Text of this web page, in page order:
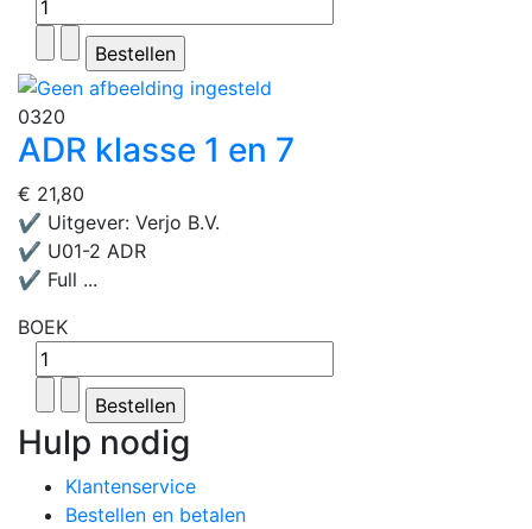
0320
ADR klasse 1 en 7
€ 21,80
✔ Uitgever: Verjo B.V.
✔ U01-2 ADR
✔ Full ...
BOEK
Hulp nodig
Klantenservice
Bestellen en betalen